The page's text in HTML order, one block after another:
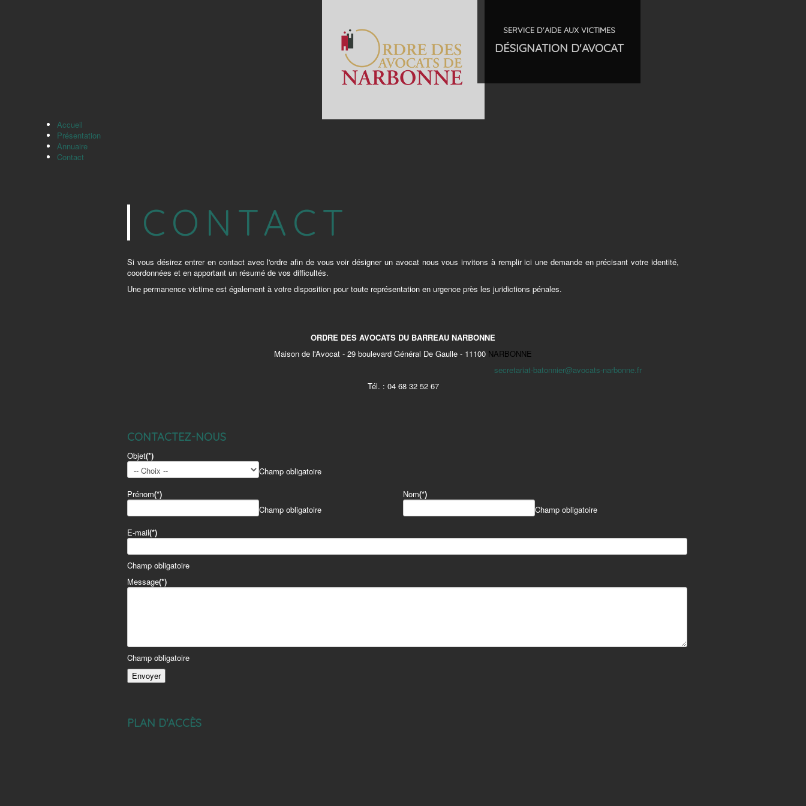
SERVICE D'AIDE AUX VICTIMES
DÉSIGNATION D'AVOCAT
Accueil
Présentation
Annuaire
Contact
CONTACT
Si vous désirez entrer en contact avec l'ordre afin de vous voir désigner un avocat nous vous invitons à remplir ici une demande en précisant votre identité,
coordonnées et en apportant un résumé de vos difficultés.
Une permanence victime est également à votre disposition pour toute représentation en urgence près les juridictions pénales.
ORDRE DES AVOCATS DU BARREAU NARBONNE
Maison de l'Avocat - 29 boulevard Général De Gaulle - 11100 NARBONNE
secretariat-batonnier@avocats-narbonne.fr
Tél. : 04 68 32 52 67
CONTACTEZ-NOUS
Objet(*)
Champ obligatoire
Prénom(*)
Champ obligatoire
Nom(*)
Champ obligatoire
E-mail(*)
Champ obligatoire
Message(*)
Champ obligatoire
PLAN D'ACCÈS